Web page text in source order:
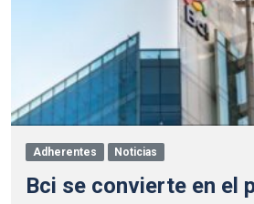
Adherentes Noticias
Bci se convierte en el